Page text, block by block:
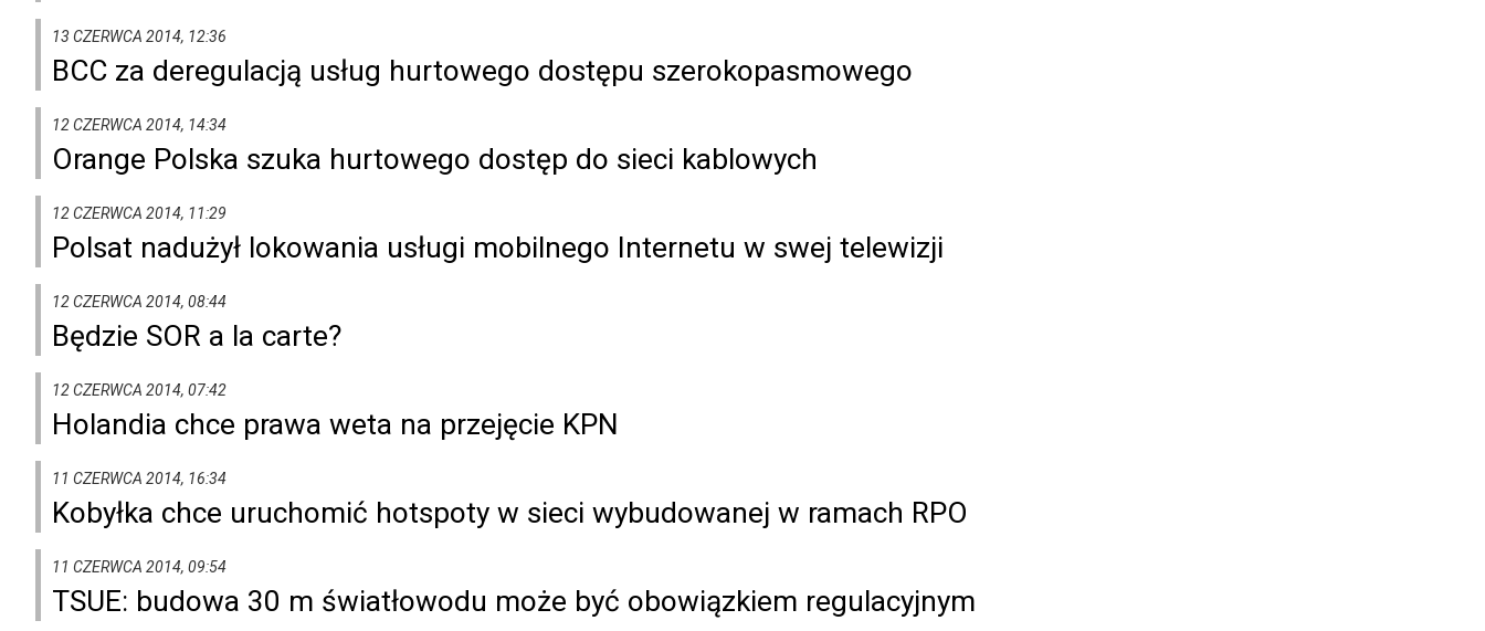
13 CZERWCA 2014, 12:36
BCC za deregulacją usług hurtowego dostępu szerokopasmowego
12 CZERWCA 2014, 14:34
Orange Polska szuka hurtowego dostęp do sieci kablowych
12 CZERWCA 2014, 11:29
Polsat nadużył lokowania usługi mobilnego Internetu w swej telewizji
12 CZERWCA 2014, 08:44
Będzie SOR a la carte?
12 CZERWCA 2014, 07:42
Holandia chce prawa weta na przejęcie KPN
11 CZERWCA 2014, 16:34
Kobyłka chce uruchomić hotspoty w sieci wybudowanej w ramach RPO
11 CZERWCA 2014, 09:54
TSUE: budowa 30 m światłowodu może być obowiązkiem regulacyjnym